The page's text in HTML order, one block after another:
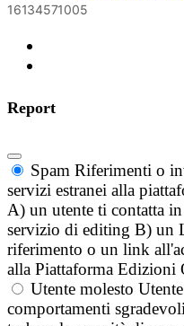
16134571005
Report
Spam Riferimenti o
servizi estranei alla
A) un utente ti contatta
servizio di editing B) un
riferimento o un link
alla Piattaforma Edizioni
Utente molesto
comportamenti